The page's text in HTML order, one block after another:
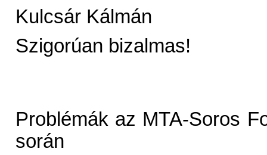
Kulcsár Kálmán
Szigorúan bizalmas!
Problémák az MTA-Soros
során